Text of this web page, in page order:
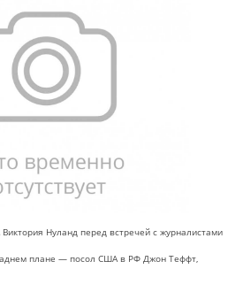
Нуланд перед встречей с журналистами
плане — посол США в РФ Джон Теффт,